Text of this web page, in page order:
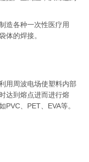
造各种一次性医疗用
体的焊接。
用周波电场使塑料内部
达到熔点进而进行熔
、PET、EVA等。